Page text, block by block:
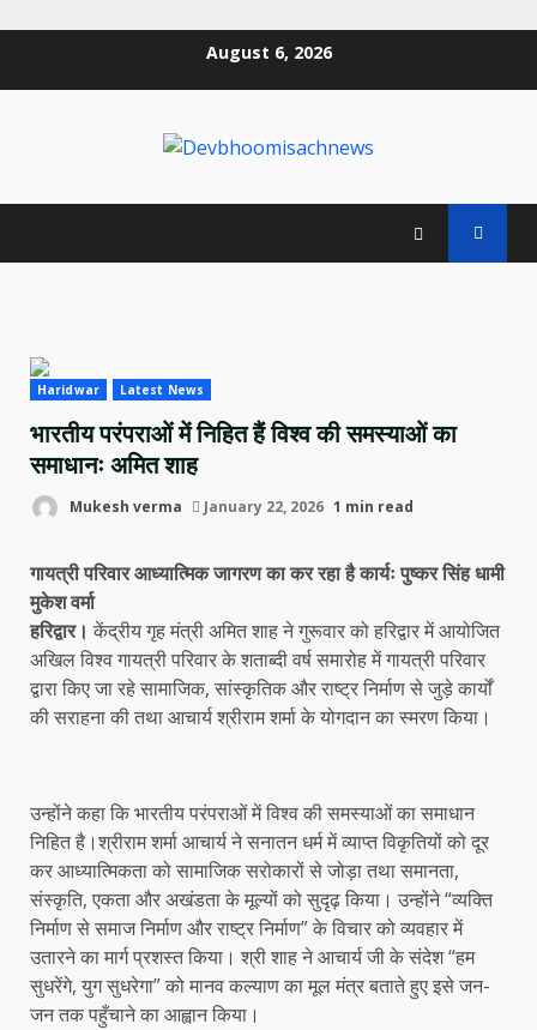
August 6, 2026
Haridwar Latest News
भारतीय परंपराओं में निहित हैं विश्व की समस्याओं का
समाधानः अमित शाह
Mukesh verma January 22, 2026 1 min read
गायत्री परिवार आध्यात्मिक जागरण का कर रहा है कार्यः पुष्कर सिंह धामी
मुकेश वर्मा
हरिद्वार। केंद्रीय गृह मंत्री अमित शाह ने गुरूवार को हरिद्वार में आयोजित
अखिल विश्व गायत्री परिवार के शताब्दी वर्ष समारोह में गायत्री परिवार
द्वारा किए जा रहे सामाजिक, सांस्कृतिक और राष्ट्र निर्माण से जुड़े कार्यों
की सराहना की तथा आचार्य श्रीराम शर्मा के योगदान का स्मरण किया।
उन्होंने कहा कि भारतीय परंपराओं में विश्व की समस्याओं का समाधान
निहित है।श्रीराम शर्मा आचार्य ने सनातन धर्म में व्याप्त विकृतियों को दूर
कर आध्यात्मिकता को सामाजिक सरोकारों से जोड़ा तथा समानता,
संस्कृति, एकता और अखंडता के मूल्यों को सुदृढ़ किया। उन्होंने “व्यक्ति
निर्माण से समाज निर्माण और राष्ट्र निर्माण” के विचार को व्यवहार में
उतारने का मार्ग प्रशस्त किया। श्री शाह ने आचार्य जी के संदेश “हम
सुधरेंगे, युग सुधरेगा” को मानव कल्याण का मूल मंत्र बताते हुए इसे जन-
जन तक पहुँचाने का आह्वान किया।